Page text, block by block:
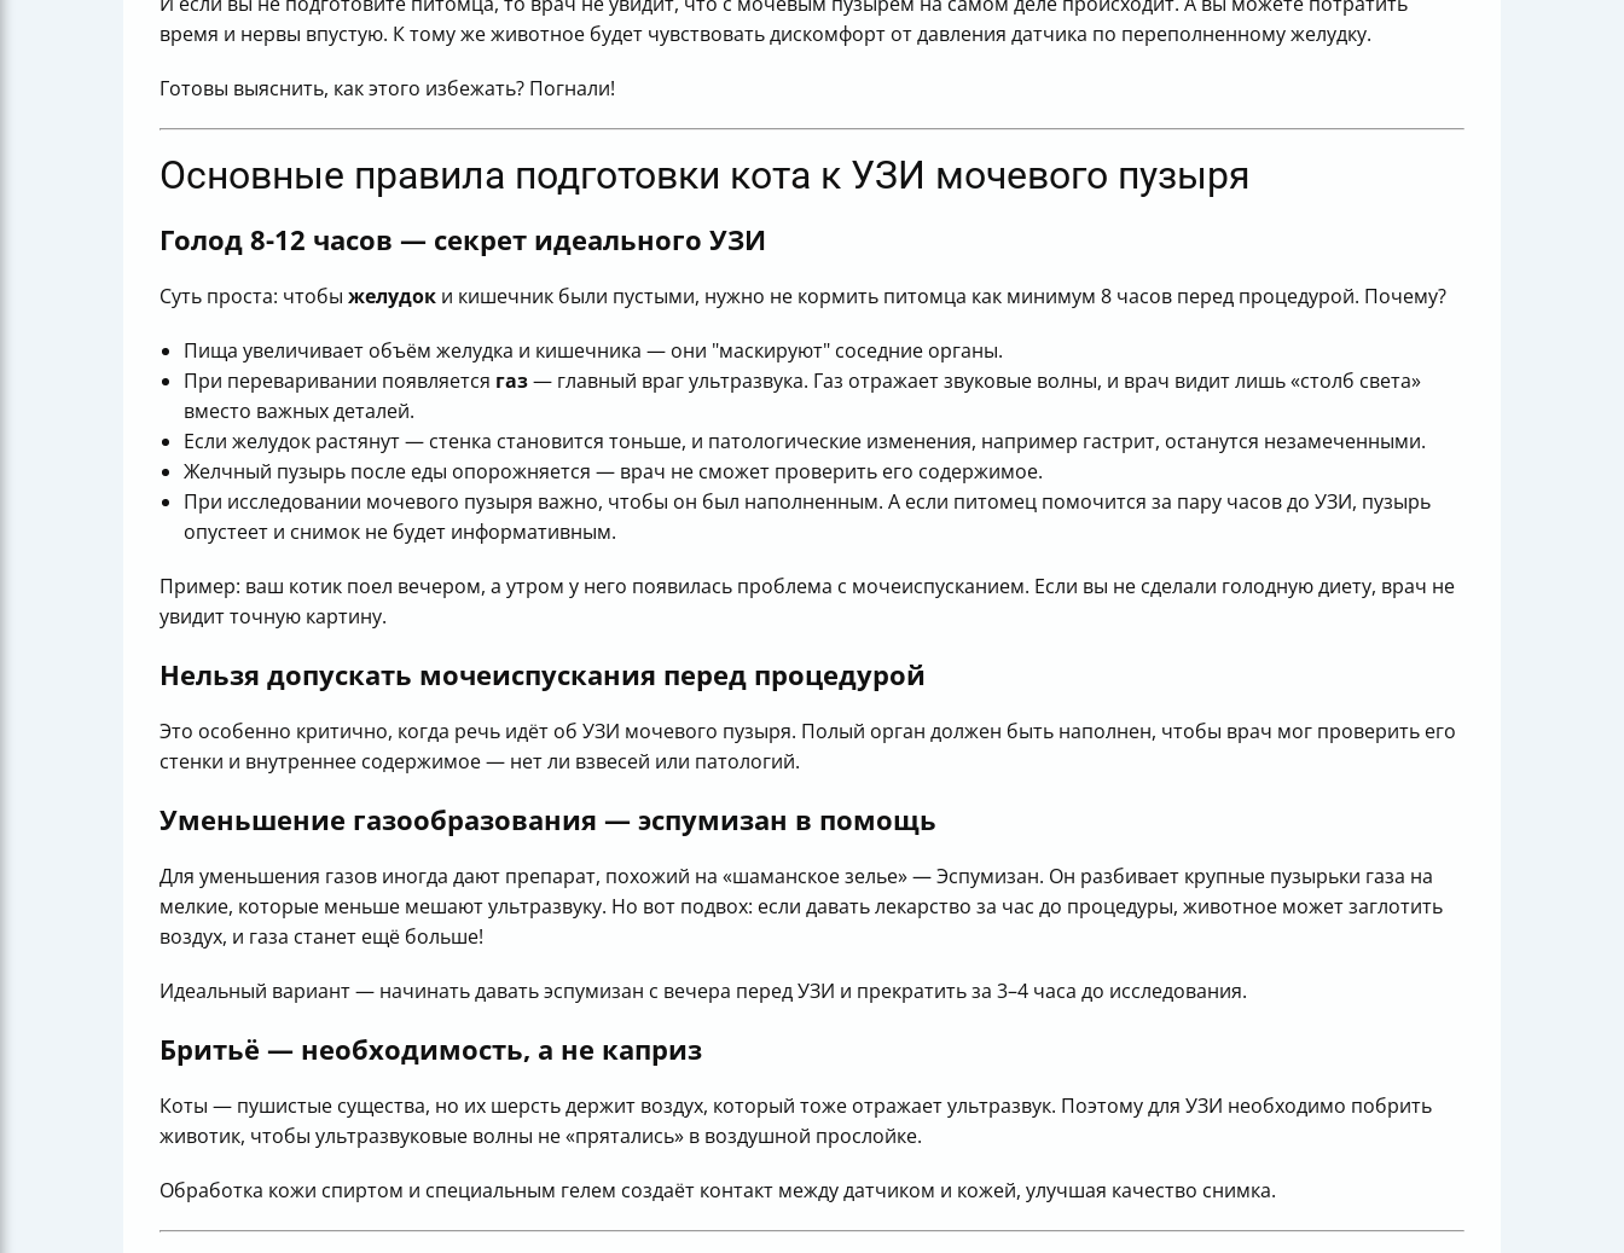
время и нервы впустую. К тому же животное будет чувствовать дискомфорт от давления датчика по переполненному желудку.
Готовы выяснить, как этого избежать? Погнали!
Основные правила подготовки кота к УЗИ мочевого пузыря
Голод 8-12 часов — секрет идеального УЗИ
Суть проста: чтобы желудок и кишечник были пустыми, нужно не кормить питомца как минимум 8 часов перед процедурой. Почему?
Пища увеличивает объём желудка и кишечника — они "маскируют" соседние органы.
При переваривании появляется газ— главный враг ультразвука. Газ отражает звуковые волны, и врач видит лишь «столб света»
вместо важных деталей.
Если желудок растянут — стенка становится тоньше, и патологические изменения, например гастрит, останутся незамеченными.
Желчный пузырь после еды опорожняется — врач не сможет проверить его содержимое.
При исследовании мочевого пузыря важно, чтобы он был наполненным. А если питомец помочится за пару часов до УЗИ, пузырь
опустеет и снимок не будет информативным.
Пример: ваш котик поел вечером, а утром у него появилась проблема с мочеиспусканием. Если вы не сделали голодную диету, врач не
увидит точную картину.
Нельзя допускать мочеиспускания перед процедурой
Это особенно критично, когда речь идёт об УЗИ мочевого пузыря. Полый орган должен быть наполнен, чтобы врач мог проверить его
стенки и внутреннее содержимое — нет ли взвесей или патологий.
Уменьшение газообразования — эспумизан в помощь
Для уменьшения газов иногда дают препарат, похожий на «шаманское зелье» — Эспумизан. Он разбивает крупные пузырьки газа на
мелкие, которые меньше мешают ультразвуку. Но вот подвох: если давать лекарство за час до процедуры, животное может заглотить
воздух, и газа станет ещё больше!
Идеальный вариант — начинать давать эспумизан с вечера перед УЗИ и прекратить за 3–4 часа до исследования.
Бритьё — необходимость, а не каприз
Коты — пушистые существа, но их шерсть держит воздух, который тоже отражает ультразвук. Поэтому для УЗИ необходимо побрить
животик, чтобы ультразвуковые волны не «прятались» в воздушной прослойке.
Обработка кожи спиртом и специальным гелем создаёт контакт между датчиком и кожей, улучшая качество снимка.